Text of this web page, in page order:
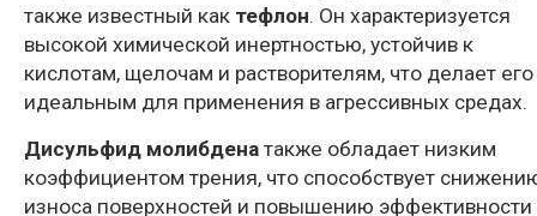
также известный как тефлон. Он характеризуется
высокой химической инертностью, устойчив к
кислотам, щелочам и растворителям, что делает его
идеальным для применения в агрессивных средах.
Дисульфид молибдена также обладает низким
коэффициентом трения, что способствует
износа поверхностей и повышению эффективности